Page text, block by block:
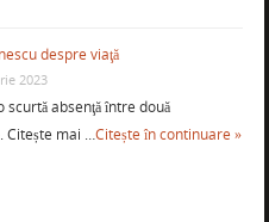
despre viaţă
2023
scurtă absenţă între două
Citește mai …Citește în continuare »